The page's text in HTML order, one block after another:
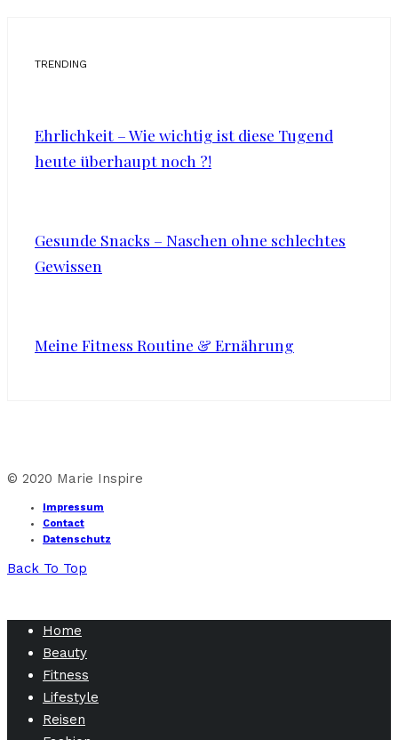
TRENDING
Ehrlichkeit – Wie wichtig ist diese Tugend
heute überhaupt noch ?!
Gesunde Snacks – Naschen ohne schlechtes
Gewissen
Meine Fitness Routine & Ernährung
© 2020 Marie Inspire
Impressum
Contact
Datenschutz
Back To Top
Home
Beauty
Fitness
Lifestyle
Reisen